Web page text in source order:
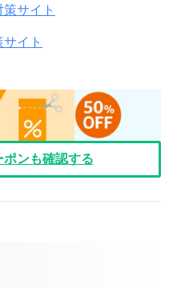
サイト
イト
ンも確認する